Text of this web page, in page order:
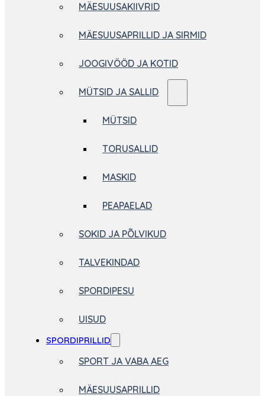
MÄESUUSAKIIVRID
MÄESUUSAPRILLID JA SIRMID
JOOGIVÖÖD JA KOTID
MÜTSID JA SALLID
MÜTSID
TORUSALLID
MASKID
PEAPAELAD
SOKID JA PÕLVIKUD
TALVEKINDAD
SPORDIPESU
UISUD
SPORDIPRILLID
SPORT JA VABA AEG
MÄESUUSAPRILLID